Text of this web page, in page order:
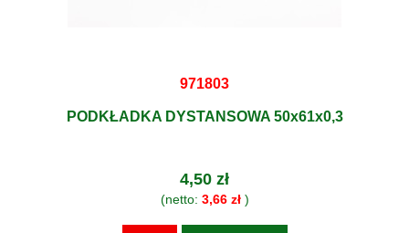
971803
PODKŁADKA DYSTANSOWA 50x61x0,3
4,50 zł
(netto: 3,66 zł)